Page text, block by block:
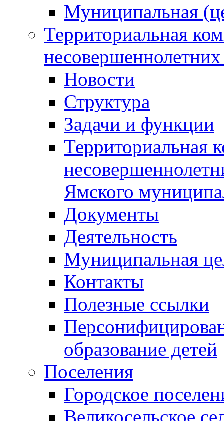
Муниципальная
Территориальная
Новости
Структура
Задачи и функции
Территориальная
Ямского
Документы
Деятельность
Муниципальная
Контакты
Полезные ссылки
образование детей
Поселения
Городское